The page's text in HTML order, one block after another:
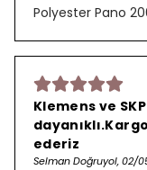
Polyester Pano
Klemens ve
ederiz
Selman Doğruyol, 02/